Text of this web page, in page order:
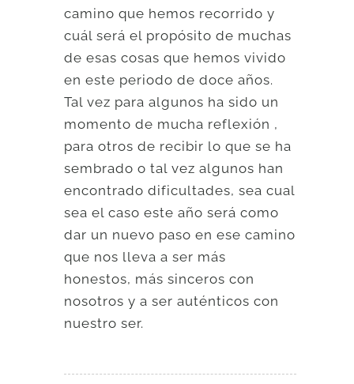
camino que hemos recorrido y
cuál será el propósito de muchas
de esas cosas que hemos vivido
en este periodo de doce años.
Tal vez para algunos ha sido un
momento de mucha reflexión ,
para otros de recibir lo que se ha
sembrado o tal vez algunos han
encontrado dificultades, sea cual
sea el caso este año será como
dar un nuevo paso en ese camino
que nos lleva a ser más
honestos, más sinceros con
nosotros y a ser auténticos con
nuestro ser.